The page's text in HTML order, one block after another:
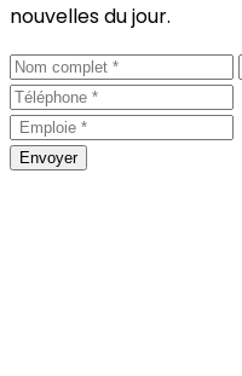
nouvelles du jour.
Envoyer